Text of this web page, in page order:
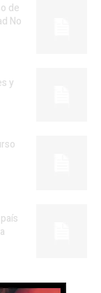
de
No
y